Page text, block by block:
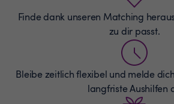
Finde dank unseren Matching
zu dir passt.
Bleibe zeitlich flexibel und melde
langfriste Aushilfen